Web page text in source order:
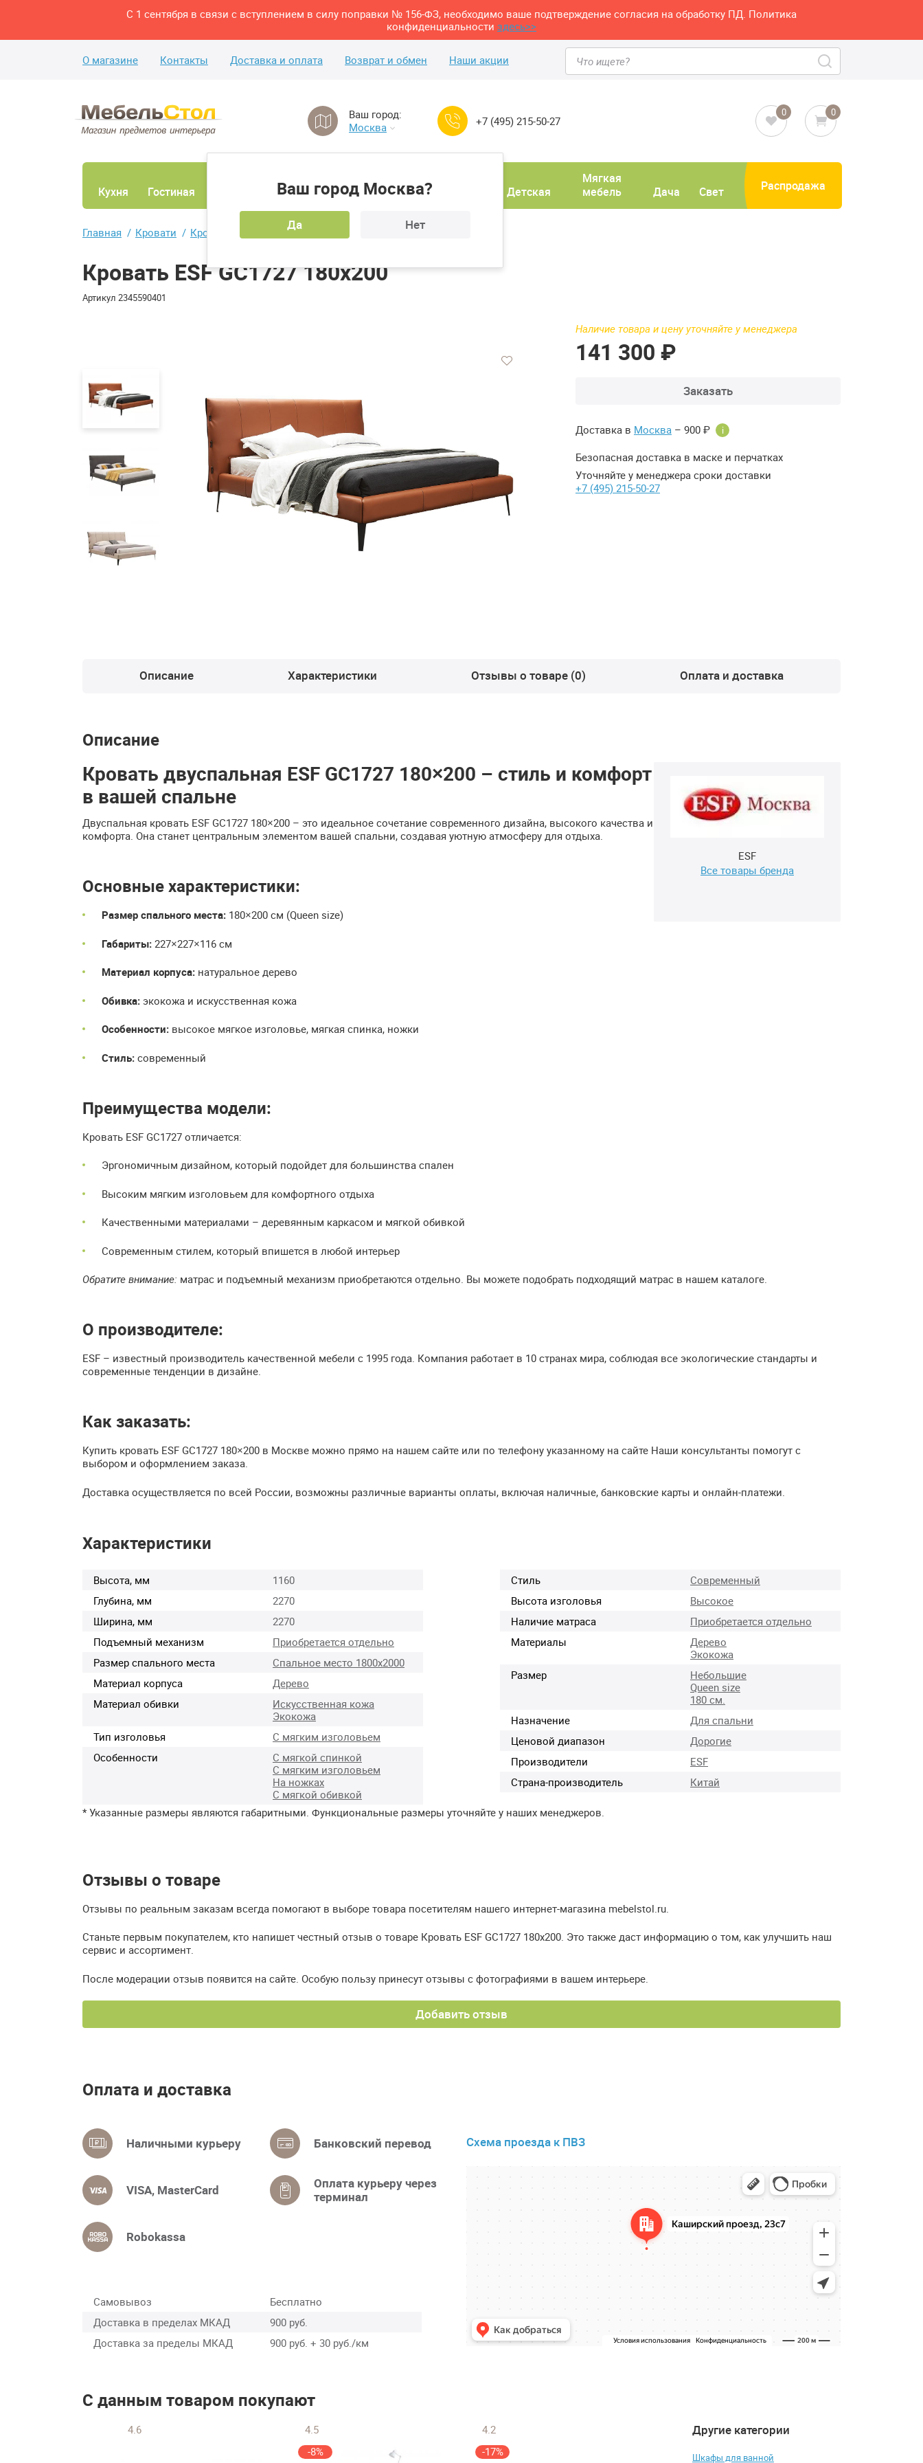
С 1 сентября в связи с вступлением в силу поправки № 156-ФЗ, необходимо ваше подтверждение согласия на обработку ПД. Политика
конфиденциальности здесь>>
О магазине Контакты Доставка и оплата Возврат и обмен Наши акции
Ваш город:
Москва
Ваш город Москва?
Да Нет
+7 (495) 215-50-27
0 0
Кухня Гостиная Спальня
кабинет
Детская
Мягкая
мебель
Дача Свет Распродажа
Главная Кровати Кровати двуспальные Кровать ESF GC1727 180х200
Кровать ESF GC1727 180х200
Артикул 2345590401
Наличие товара и цену уточняйте у менеджера
141 300 ₽
Заказать
Доставка в Москва – 900 ₽ i
Безопасная доставка в маске и перчатках
Уточняйте у менеджера сроки доставки
+7 (495) 215-50-27
Описание Характеристики Отзывы о товаре (0) Оплата и доставка
Описание
ESF
Все товары бренда
Кровать двуспальная ESF GC1727 180×200 – стиль и комфорт
в вашей спальне
Двуспальная кровать ESF GC1727 180×200 – это идеальное сочетание современного дизайна, высокого качества и
комфорта. Она станет центральным элементом вашей спальни, создавая уютную атмосферу для отдыха.
Основные характеристики:
Размер спального места: 180×200 см (Queen size)
Габариты: 227×227×116 см
Материал корпуса: натуральное дерево
Обивка: экокожа и искусственная кожа
Особенности: высокое мягкое изголовье, мягкая спинка, ножки
Стиль: современный
Преимущества модели:
Кровать ESF GC1727 отличается:
Эргономичным дизайном, который подойдет для большинства спален
Высоким мягким изголовьем для комфортного отдыха
Качественными материалами – деревянным каркасом и мягкой обивкой
Современным стилем, который впишется в любой интерьер
Обратите внимание: матрас и подъемный механизм приобретаются отдельно. Вы можете подобрать подходящий матрас в нашем каталоге.
О производителе:
ESF – известный производитель качественной мебели с 1995 года. Компания работает в 10 странах мира, соблюдая все экологические стандарты и
современные тенденции в дизайне.
Как заказать:
Купить кровать ESF GC1727 180×200 в Москве можно прямо на нашем сайте или по телефону указанному на сайте Наши консультанты помогут с
выбором и оформлением заказа.
Доставка осуществляется по всей России, возможны различные варианты оплаты, включая наличные, банковские карты и онлайн-платежи.
Характеристики
Высота, мм
1160
Глубина, мм
2270
Ширина, мм
2270
Подъемный механизм
Приобретается отдельно
Размер спального места
Спальное место 1800х2000
Материал корпуса
Дерево
Материал обивки
Искусственная кожа
Экокожа
Тип изголовья
С мягким изголовьем
Особенности
С мягкой спинкой
С мягким изголовьем
На ножках
С мягкой обивкой
Стиль
Современный
Высота изголовья
Высокое
Наличие матраса
Приобретается отдельно
Материалы
Дерево
Экокожа
Размер
Небольшие
Queen size
180 см.
Назначение
Для спальни
Ценовой диапазон
Дорогие
Производители
ESF
Страна-производитель
Китай
* Указанные размеры являются габаритными. Функциональные размеры уточняйте у наших менеджеров.
Отзывы о товаре
Отзывы по реальным заказам всегда помогают в выборе товара посетителям нашего интернет-магазина mebelstol.ru.
Станьте первым покупателем, кто напишет честный отзыв о товаре Кровать ESF GC1727 180х200. Это также даст информацию о том, как улучшить наш
сервис и ассортимент.
После модерации отзыв появится на сайте. Особую пользу принесут отзывы с фотографиями в вашем интерьере.
Добавить отзыв
Оплата и доставка
Наличными курьеру Банковский перевод
VISA, MasterCard
Оплата курьеру через
терминал
Robokassa
Самовывоз
Бесплатно
Доставка в пределах МКАД
900 руб.
Доставка за пределы МКАД
900 руб. + 30 руб./км
Схема проезда к ПВЗ
С данным товаром покупают
Другие категории
Шкафы для ванной
4.6
4.5
-8%
4.2
-17%